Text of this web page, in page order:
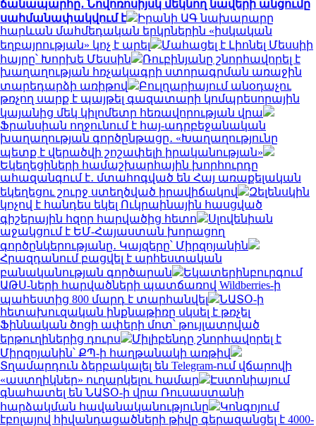
ճանապարհը․ Նովոռոսիյսկ մեկնող նավերի անցումը
սահմանափակվում է
Իրանի ԱԳ նախարարը
հարևան մահմեդական երկրներին «իսկական
եղբայրության» կոչ է արել
Մահացել է Լիոնել Մեսսիի
հայրը՝ Խորխե Մեսսին
Ռուբինյանը շնորհավորել է
խաղաղության հռչակագրի ստորագրման առաջին
տարեդարձի առիթով
Բուլղարիայում անօդաչու
թռչող սարք է պայթել գազատարի կոմպրեսորային
կայանից մեկ կիլոմետր հեռավորության վրա
Ֆրանսիան ողջունում է հայ-ադրբեջանական
խաղաղության գործընթացը․ «Խաղաղությունը
պետք է վերածվի շոշափելի իրականության»
Եկեղեցիների համաշխարհային խորհուրդը
ահազանգում է․ մտահոգված են Հայ առաքելական
եկեղեցու շուրջ ստեղծված իրավիճակով
Զելենսկին
կոչով է հանդես եկել Ուկրաինային հասցված
գիշերային հզոր հարվածից հետո
Սլովենիան
աջակցում է ԵՄ-Հայաստան խորացող
գործընկերությանը․ Կայզերը՝ Միրզոյանին
Հրազդանում բացվել է արհեստական
բանականության գործարան
Եկատերինբուրգում
ԱԹՍ-ների հարվածների պատճառով Wildberries-ի
պահեստից 800 մարդ է տարհանվել
ՆԱՏՕ-ի
հետախուզական ինքնաթիռը սկսել է թռչել
Ֆիննական ծոցի ափերի մոտ՝ թույլատրված
երթուղիներից դուրս
Միլիբենդը շնորհավորել է
Միրզոյանին՝ ՔՊ-ի հաղթանակի առթիվ
Տղամարդուն ձերբակալել են Telegram-ում վճարովի
«աստղիկներ» ուղարկելու համար
Էստոնիայում
գնահատել են ՆԱՏՕ-ի վրա Ռուսաստանի
հարձակման հավանականությունը
Կոնգոյում
էբոլայով հիվանդացածների թիվը գերազանցել է 4000-